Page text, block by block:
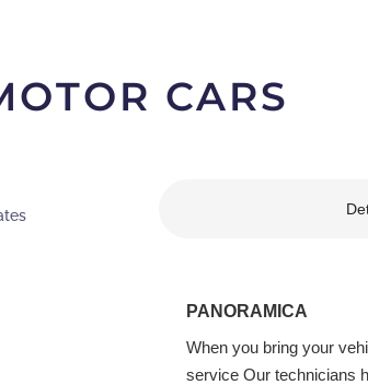
CARS
PANORAMICA
When you bring your
service Our technicians